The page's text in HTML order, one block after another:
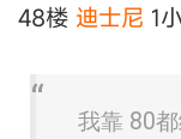
48楼 迪士尼 1
我靠 80